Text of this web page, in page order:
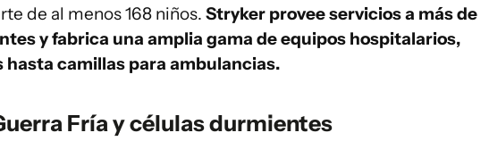
de al menos 168 niños. Stryker provee servicios a más de
y fabrica una amplia gama de equipos hospitalarios,
camillas para ambulancias.
Fría y células durmientes